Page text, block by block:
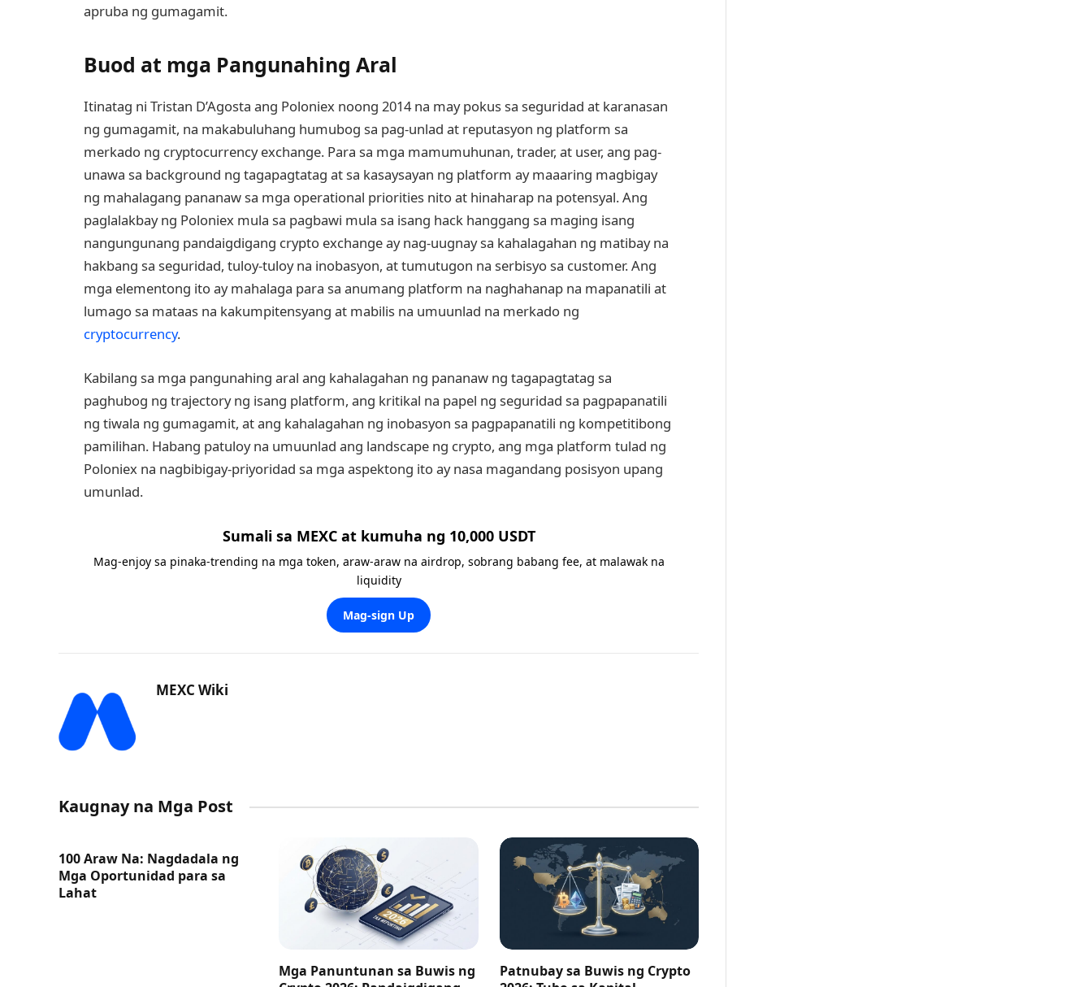
apruba ng gumagamit.
Buod at mga Pangunahing Aral
Itinatag ni Tristan D’Agosta ang Poloniex noong 2014 na may pokus sa seguridad at karanasan
ng gumagamit, na makabuluhang humubog sa pag-unlad at reputasyon ng platform sa
merkado ng cryptocurrency exchange. Para sa mga mamumuhunan, trader, at user, ang pag-
unawa sa background ng tagapagtatag at sa kasaysayan ng platform ay maaaring magbigay
ng mahalagang pananaw sa mga operational priorities nito at hinaharap na potensyal. Ang
paglalakbay ng Poloniex mula sa pagbawi mula sa isang hack hanggang sa maging isang
nangungunang pandaigdigang crypto exchange ay nag-uugnay sa kahalagahan ng matibay na
hakbang sa seguridad, tuloy-tuloy na inobasyon, at tumutugon na serbisyo sa customer. Ang
mga elementong ito ay mahalaga para sa anumang platform na naghahanap na mapanatili at
lumago sa mataas na kakumpitensyang at mabilis na umuunlad na merkado ng
cryptocurrency.
Kabilang sa mga pangunahing aral ang kahalagahan ng pananaw ng tagapagtatag sa
paghubog ng trajectory ng isang platform, ang kritikal na papel ng seguridad sa pagpapanatili
ng tiwala ng gumagamit, at ang kahalagahan ng inobasyon sa pagpapanatili ng kompetitibong
pamilihan. Habang patuloy na umuunlad ang landscape ng crypto, ang mga platform tulad ng
Poloniex na nagbibigay-priyoridad sa mga aspektong ito ay nasa magandang posisyon upang
umunlad.
Sumali sa MEXC at kumuha ng 10,000 USDT
Mag-enjoy sa pinaka-trending na mga token, araw-araw na airdrop, sobrang babang fee, at malawak na
liquidity
Mag-sign Up
MEXC Wiki
Kaugnay na Mga Post
100 Araw Na: Nagdadala ng
Mga Oportunidad para sa
Lahat
Mga Panuntunan sa Buwis ng
Patnubay sa Buwis ng Crypto